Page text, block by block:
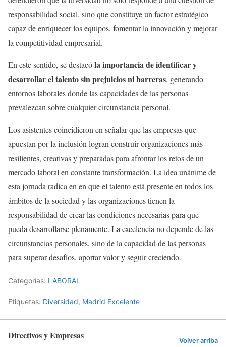
responsabilidad social, sino que constituye un factor estratégico
capaz de enriquecer los equipos, fomentar la innovación y mejorar
la competitividad empresarial.
En este sentido, se destacóla importancia de identificar y
desarrollar el talento sin prejuicios ni barreras, generando
entornos laborales donde las capacidades de las personas
prevalezcan sobre cualquier circunstancia personal.
Los asistentes coincidieron en señalar que las empresas que
apuestan por la inclusión logran construir organizaciones más
resilientes, creativas y preparadas para afrontar los retos de un
mercado laboral en constante transformación. La idea unánime de
esta jornada radica en en que el talento está presente en todos los
ámbitos de la sociedad y las organizaciones tienen la
responsabilidad de crear las condiciones necesarias para que
pueda desarrollarse plenamente. La excelencia no depende de las
circunstancias personales, sino de la capacidad de las personas
para superar desafíos, aportar valor y seguir creciendo.
Categorías: LABORAL
Etiquetas: Diversidad, Madrid Excelente
Directivos y Empresas Volver arriba